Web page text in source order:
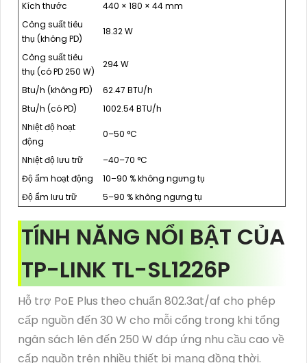
Kích thước
440 × 180 × 44 mm
Công suất tiêu
thụ (không PD)
18.32 W
Công suất tiêu
thụ (có PD 250 W)
294 W
Btu/h (không PD)
62.47 BTU/h
Btu/h (có PD)
1002.54 BTU/h
Nhiệt độ hoạt
động
0–50 °C
Nhiệt độ lưu trữ
–40–70 °C
Độ ẩm hoạt động
10–90 % không ngưng tụ
Độ ẩm lưu trữ
5–90 % không ngưng tụ
TÍNH NĂNG NỔI BẬT CỦA
TP-LINK TL-SL1226P
Hỗ trợ PoE Plus theo chuẩn 802.3at/af cho phép
cấp nguồn đến 30 W cho mỗi cổng trong khi tổng
ngân sách lên đến 250 W đáp ứng nhu cầu cao về
cấp nguồn trên nhiều thiết bị mạng đồng thời.